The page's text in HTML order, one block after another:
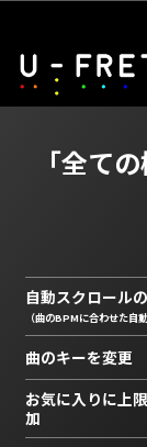
「全て
自動スクロール
（曲のBPMに合わせた自
曲のキーを変更
お気に入りに上
加